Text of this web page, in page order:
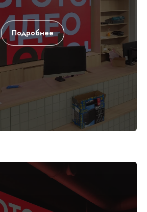
Подробнее